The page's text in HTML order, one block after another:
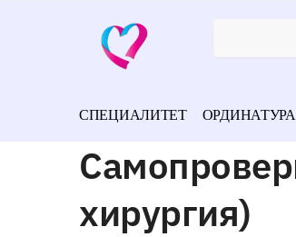
СПЕЦИАЛИТЕТ ОРДИНАТУРА
хирургия)